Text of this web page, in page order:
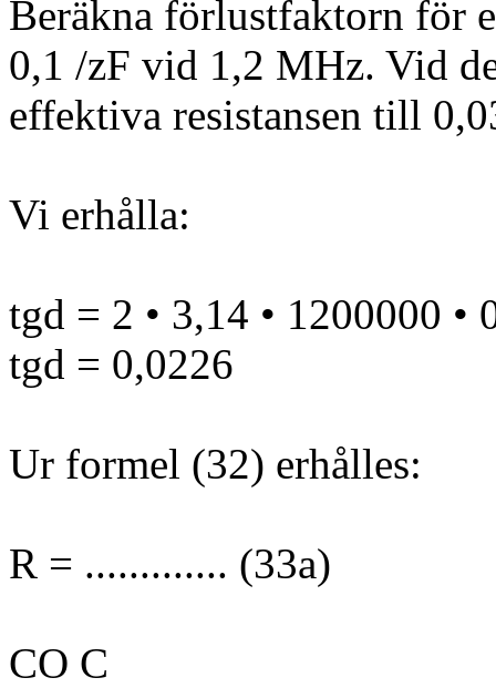
Beräkna förlustfaktorn för
0,1 /zF vid 1,2 MHz. Vid
effektiva resistansen till
Vi erhålla:
tgd = 2 • 3,14 • 1200000 •
tgd = 0,0226
Ur formel (32) erhålles:
R = ............. (33a)
CO C